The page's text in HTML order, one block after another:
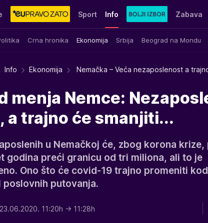
Sport Info
Crna hronika Ekonomija Srbija Beograd na Mondu
Zabava
Yumama
Info Ekonomija Nemačka – Veća nezaposlenost a
menja Nemce:
a trajno će smanjiti...
u Nemačkoj će, zbog korona
godina preći granicu od tri miliona, ali to je
Ono što će covid-19 trajno promeniti
poslovnih putovanja.
11:20h → 11:28h